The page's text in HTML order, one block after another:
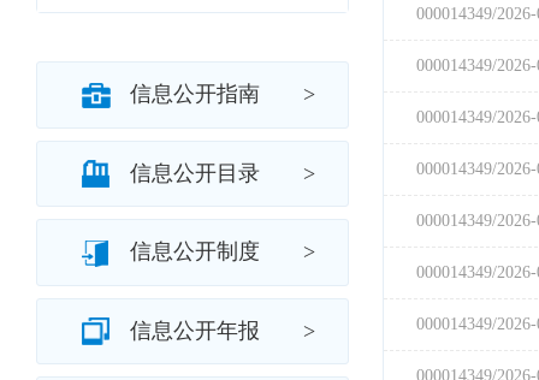
环境保护(3)
信息公开指南 >
信息公开目录 >
信息公开制度 >
信息公开年报 >